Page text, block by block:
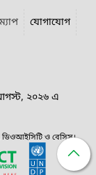
যোগাযোগ
২০২৬ এ
ডিওআইসিটি ও বেসিস।